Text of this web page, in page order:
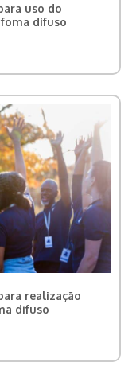
uso do
difuso
realização
difuso